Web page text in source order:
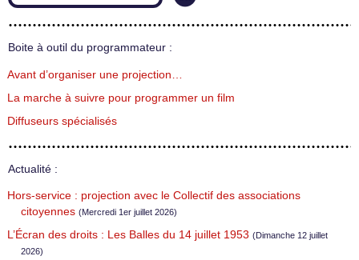
Boite à outil du programmateur :
Avant d’organiser une projection…
La marche à suivre pour programmer un film
Diffuseurs spécialisés
Actualité :
Hors-service : projection avec le Collectif des associations
citoyennes (Mercredi 1er juillet 2026)
L’Écran des droits : Les Balles du 14 juillet 1953 (Dimanche 12 juillet
2026)